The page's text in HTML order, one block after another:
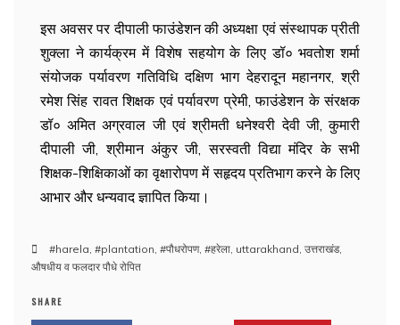
इस अवसर पर दीपाली फाउंडेशन की अध्यक्षा एवं संस्थापक प्रीती
शुक्ला ने कार्यक्रम में विशेष सहयोग के लिए डॉ० भवतोश शर्मा
संयोजक पर्यावरण गतिविधि दक्षिण भाग देहरादून महानगर, श्री
रमेश सिंह रावत शिक्षक एवं पर्यावरण प्रेमी, फाउंडेशन के संरक्षक
डॉ० अमित अग्रवाल जी एवं श्रीमती धनेश्वरी देवी जी, कुमारी
दीपाली जी, श्रीमान अंकुर जी, सरस्वती विद्या मंदिर के सभी
शिक्षक-शिक्षिकाओं का वृक्षारोपण में सहृदय प्रतिभाग करने के लिए
आभार और धन्यवाद ज्ञापित किया।
#harela, #plantation, #पौधरोपण, #हरेला, uttarakhand, उत्तराखंड,
औषधीय व फलदार पौधे रोपित
SHARE